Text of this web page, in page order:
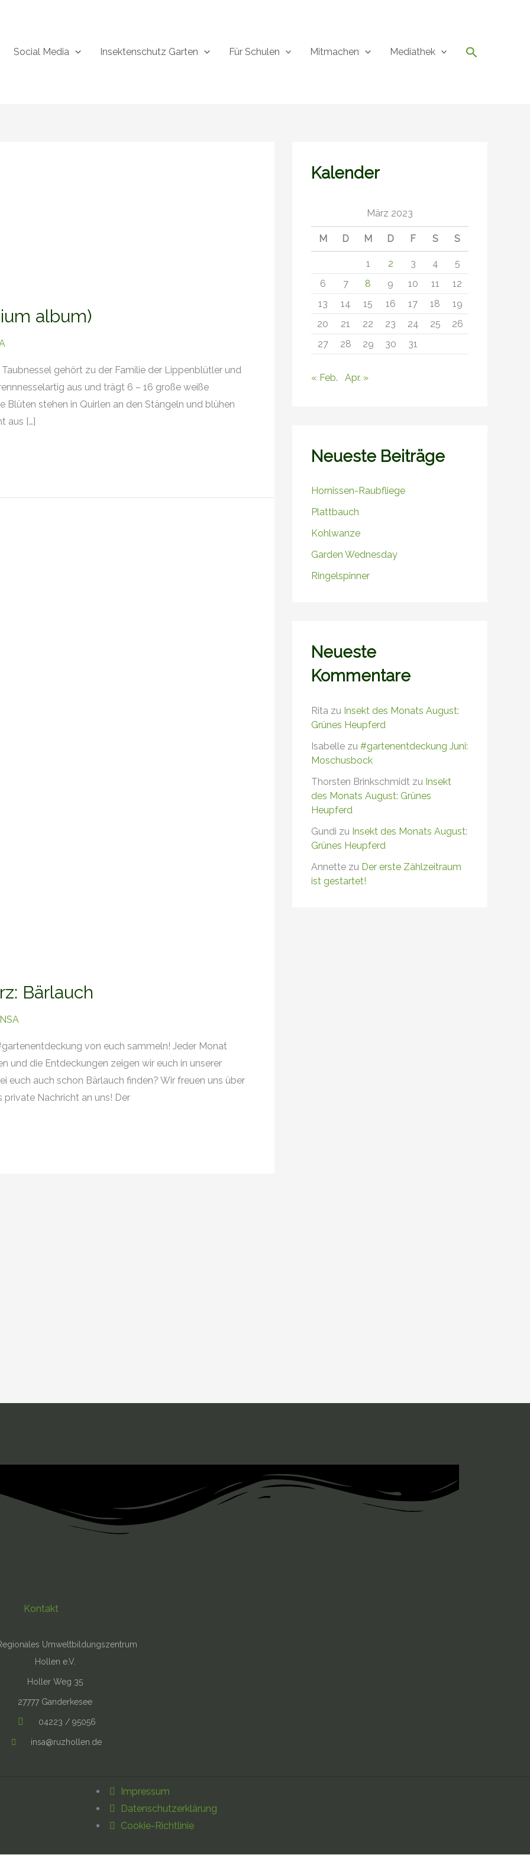
Social Media Insektenschutz Garten Für Schulen Mitmachen Mediathek Suchen
album)
gehört zu der Familie der Lippenblütler und
aus und trägt 6 – 16 große weiße
Blüten stehen in Quirlen an den Stängeln und blühen
aus […]
Bärlauch
von euch sammeln! Jeder Monat
und die Entdeckungen zeigen wir euch in unserer
euch auch schon Bärlauch finden? Wir freuen uns über
Nachricht an uns! Der
Kalender
März 2023
M D M D F S S
1 2 3 4
5
6
7 8 9 10 11
12
13
14 15 16 17 18
19
20
21 22 23 24 25
26
27
28 29 30 31
« Feb. Apr. »
Neueste Beiträge
Hornissen-Raubfliege
Plattbauch
Kohlwanze
Garden Wednesday
Ringelspinner
Neueste
Kommentare
Rita zu Insekt des Monats August:
Grünes Heupferd
Isabelle zu #gartenentdeckung Juni:
Moschusbock
Thorsten Brinkschmidt zu Insekt
des Monats August: Grünes
Heupferd
Gundi zu Insekt des Monats August:
Grünes Heupferd
Annette zu Der erste Zählzeitraum
ist gestartet!
Kontakt
Umweltbildungszentrum
Hollen e.V.
Holler Weg 35
27777 Ganderkesee
04223 / 95056
insa@ruzhollen.de
Impressum
Datenschutzerklärung
Cookie-Richtlinie